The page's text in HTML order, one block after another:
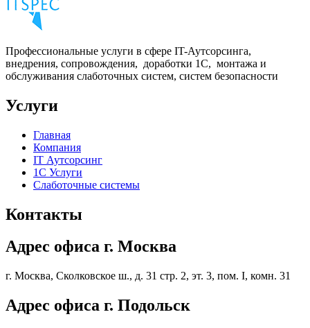
Профессиональные услуги в сфере IT-Аутсорсинга,
внедрения, сопровождения, доработки 1С, монтажа и
обслуживания слаботочных систем, систем безопасности
Услуги
Главная
Компания
IT Аутсорсинг
1С Услуги
Слаботочные системы
Контакты
Адрес офиса г. Москва
г. Москва, Сколковское ш., д. 31 стр. 2, эт. 3, пом. I, комн. 31
Адрес офиса г. Подольск